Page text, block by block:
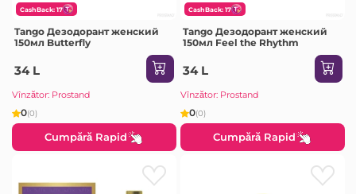
CashBack: 17
Tango Дезодорант женский
150мл Butterfly
34 L
Vînzător: Prostand
0(0)
Cumpără Rapid
CashBack: 17
Tango Дезодорант женский
150мл Feel the Rhythm
34 L
Vînzător: Prostand
0(0)
Cumpără Rapid